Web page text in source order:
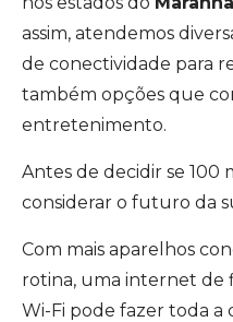
assim, atendemos
de conectividade para
também opções que
entretenimento.
Antes de decidir se 100
considerar o futuro da
Com mais aparelhos
rotina, uma internet de
Wi-Fi pode fazer toda a